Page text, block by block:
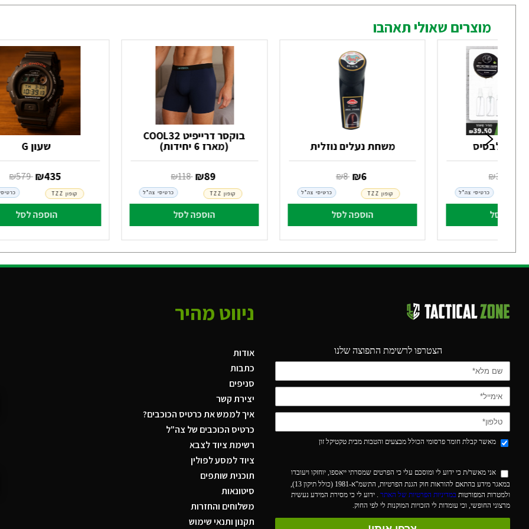
מוצרים שאולי תאהבו
39
לסל
כרטיסי צה"ל
משחת נעלים נוזלית
‏ ₪
8 ‏ ₪
6
הוספה לסל
כרטיסי צה"ל קופון TZZ
בוקסר דרייפיט COOL32
(מארז 6 יחידות)
‏ ₪
118 89
הוספה לסל
כרטיסי צה"ל קופון TZZ
שעון G
‏ ₪
579 435
הוספה לסל
קופון TZZ
הצטרפו לרשימת התפוצה שלנו
מאשר קבלת חומר פרסומי הכולל מבצעים והטבות מבית טקטיקל זון
אני מאשר/ת כי ידוע לי ומוסכם עלי כי הפרטים שמסרתי ייאספו, יוחזקו ויעובדו
במאגר מידע בהתאם להוראות חוק הגנת הפרטיות, התשמ"א-1981 (כולל תיקון 13),
ולמטרות המפורטות במדיניות הפרטיות של האתר . ידוע לי כי מסירת המידע נעשית
מרצוני החופשי, וכי עומדות לי הזכויות המוקנות לי לפי החוק.
ניווט מהיר
אודות
כתבות
סניפים
יצירת קשר
איך לממש את כרטיס הכוכבים?
כרטיס הכוכבים של צה"ל
רשימת ציוד לצבא
ציוד למסע לפולין
תוכנית שותפים
סיטונאות
משלוחים והחזרות
תקנון ותנאי שימוש